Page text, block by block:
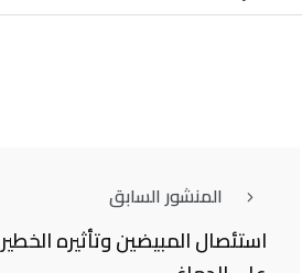
المنشور السابق
استئصال المبيضين وتأثيره الخطير